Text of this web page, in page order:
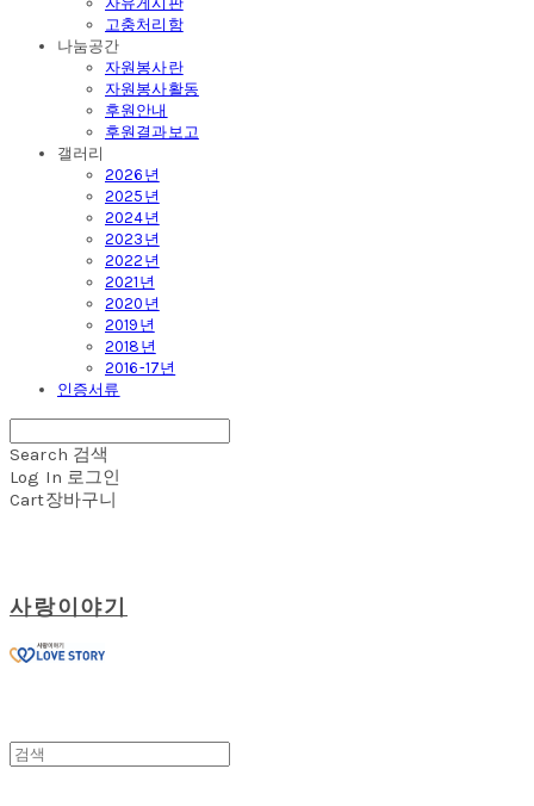
고충처리함
나눔공간
자원봉사란
자원봉사활동
후원안내
후원결과보고
갤러리
2026년
2025년
2024년
2023년
2022년
2021년
2020년
2019년
2018년
2016-17년
인증서류
Search 검색
Log In 로그인
Cart장바구니
사랑이야기